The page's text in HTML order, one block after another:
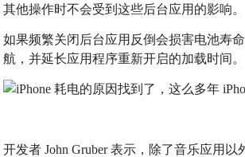
其他操作时不会受到这些后台应用的影响。
如果频繁关闭后台应用反倒会损害电池寿
航，并延长应用程序重新开启的加载时间。
开发者 John Gruber 表示，除了音乐应用以